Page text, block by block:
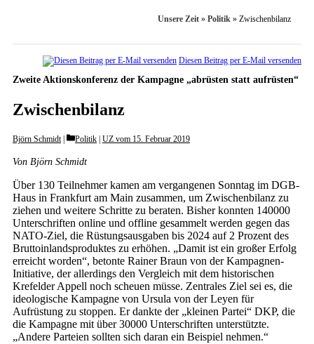
Unsere Zeit » Politik » Zwischenbilanz
Diesen Beitrag per E-Mail versenden
Zweite Aktionskonferenz der Kampagne „abrüsten statt aufrüsten“
Zwischenbilanz
Björn Schmidt Categories
Politik UZ vom 15. Februar 2019
Von Björn Schmidt
Über 130 Teilnehmer kamen am vergangenen Sonntag im DGB-
Haus in Frankfurt am Main zusammen, um Zwischenbilanz zu
ziehen und weitere Schritte zu beraten. Bisher konnten 140000
Unterschriften online und offline gesammelt werden gegen das
NATO-Ziel, die Rüstungsausgaben bis 2024 auf 2 Prozent des
Bruttoinlandsproduktes zu erhöhen. „Damit ist ein großer Erfolg
erreicht worden“, betonte Rainer Braun von der Kampagnen-
Initiative, der allerdings den Vergleich mit dem historischen
Krefelder Appell noch scheuen müsse. Zentrales Ziel sei es, die
ideologische Kampagne von Ursula von der Leyen für
Aufrüstung zu stoppen. Er dankte der „kleinen Partei“ DKP, die
die Kampagne mit über 30000 Unterschriften unterstützte.
„Andere Parteien sollten sich daran ein Beispiel nehmen.“